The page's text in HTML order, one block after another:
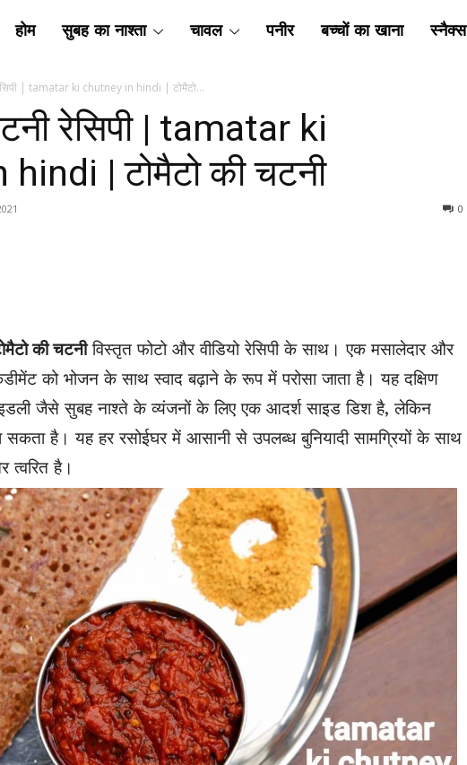
होम सुबह का नाश्ता चावल पनीर बच्चों का खाना स्नैक्स
| tamatar ki chutney in hindi | टोमैटो...
रेसिपी | tamatar ki
| टोमैटो की चटनी
0
की चटनीविस्तृत फोटो और वीडियो रेसिपी के साथ। एक मसालेदार और
को भोजन के साथ स्वाद बढ़ाने के रूप में परोसा जाता है। यह दक्षिण
इडली जैसे सुबह नाश्ते के व्यंजनों के लिए एक आदर्श साइड डिश है, लेकिन
सकता है। यह हर रसोईघर में आसानी से उपलब्ध बुनियादी सामग्रियों के साथ
है।